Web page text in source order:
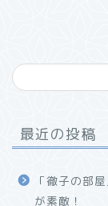
最近の投稿
「徹子の部
が素敵！